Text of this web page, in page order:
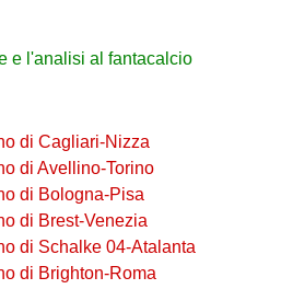
e l'analisi al fantacalcio
di Cagliari-Nizza
di Avellino-Torino
di Bologna-Pisa
di Brest-Venezia
di Schalke 04-Atalanta
di Brighton-Roma